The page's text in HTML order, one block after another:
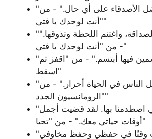
"لا بأس، نحن أفضل الأصدقاء على أي حال." - من
"أنت لوحدك يا فتى"
"لذا، اصنع أساور الصداقة، واغتنم اللحظة وتذوقها."
- من "أنت لوحدك يا فتى"
"في كل مرة تبتسمين فيها أبتسم." - من "اقفز ثم
اسقط"
"أفضل الناس في الحياة أحرار." - من
"الرومانسيون الجدد"
"فلتحيا الجدران التي اصطدمنا بها. لقد قضيت أجمل
أوقات حياتي معك." - من "تحيا"
"لقد استغرقت وقتًا في حفظي وحفظ مخاوفي